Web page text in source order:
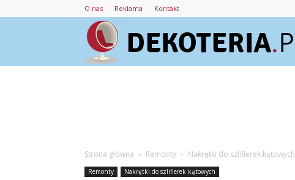
O nas Reklama Kontakt
Strona główna Remonty Nakrętki do szlifierek kątowych
Remonty Nakrętki do szlifierek kątowych